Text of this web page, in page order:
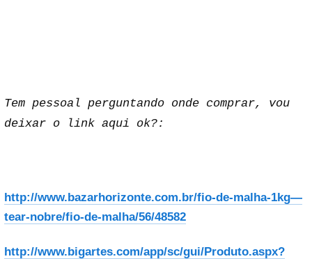
Tem pessoal perguntando onde comprar, vou
deixar o link aqui ok?:
http://www.bazarhorizonte.com.br/fio-de-malha-1kg—
tear-nobre/fio-de-malha/56/48582
http://www.bigartes.com/app/sc/gui/Produto.aspx?